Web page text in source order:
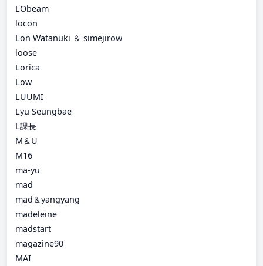
LObeam
locon
Lon Watanuki ＆ simejirow
loose
Lorica
Low
LUUMI
Lyu Seungbae
L課長
M＆U
M16
ma-yu
mad
mad＆yangyang
madeleine
madstart
magazine90
MAI